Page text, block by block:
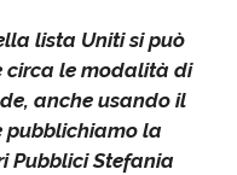
lista Uniti si può
circa le modalità di
anche usando il
pubblichiamo la
Pubblici Stefania